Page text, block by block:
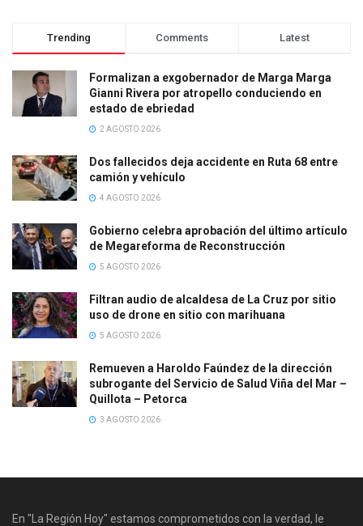
Trending Comments Latest
Formalizan a exgobernador de Marga Marga
Gianni Rivera por atropello conduciendo en
estado de ebriedad
2 AGOSTO 2026
Dos fallecidos deja accidente en Ruta 68 entre
camión y vehículo
4 AGOSTO 2026
Gobierno celebra aprobación del último artículo
de Megareforma de Reconstrucción
5 AGOSTO 2026
Filtran audio de alcaldesa de La Cruz por sitio
uso de drone en sitio con marihuana
5 AGOSTO 2026
Remueven a Haroldo Faúndez de la dirección
subrogante del Servicio de Salud Viña del Mar –
Quillota – Petorca
3 AGOSTO 2026
En "La Región Hoy" estamos comprometidos con la verdad, le